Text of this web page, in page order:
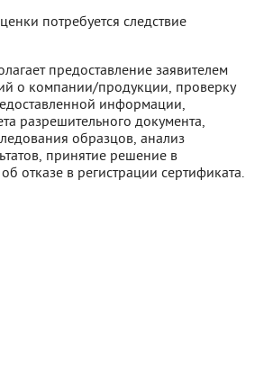
потребуется следствие
предоставление заявителем
о компании/продукции, проверку
информации,
разрешительного документа,
образцов, анализ
принятие решение в
отказе в регистрации сертификата.